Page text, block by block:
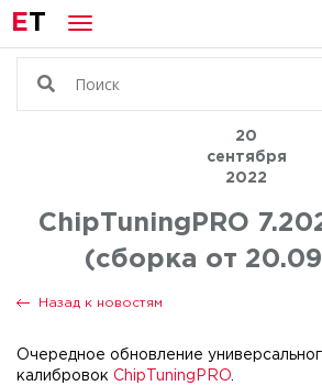
ET
20
сентября
2022
ChipTuningPRO
(сборка от
Назад к новостям
Очередное обновление
калибровок ChipTuningPRO